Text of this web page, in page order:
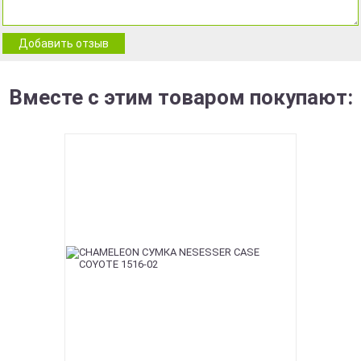
Добавить отзыв
Вместе с этим товаром покупают: